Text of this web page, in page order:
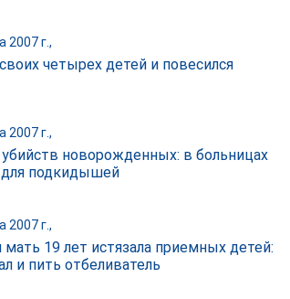
2007 г.,
четырех детей и повесился
2007 г.,
новорожденных: в больницах
подкидышей
2007 г.,
19 лет истязала приемных детей:
и пить отбеливатель